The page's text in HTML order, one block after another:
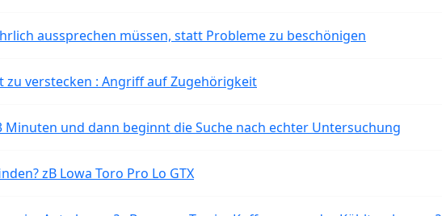
aussprechen müssen, statt Probleme zu beschönigen
verstecken : Angriff auf Zugehörigkeit
und dann beginnt die Suche nach echter Untersuchung
zB Lowa Toro Pro Lo GTX